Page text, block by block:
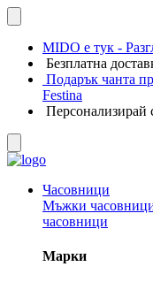
MIDO е тук -
Безплатна
Подарък чанта
Festina
Персонализирай
Часовници
Мъжки
часовници
Марки